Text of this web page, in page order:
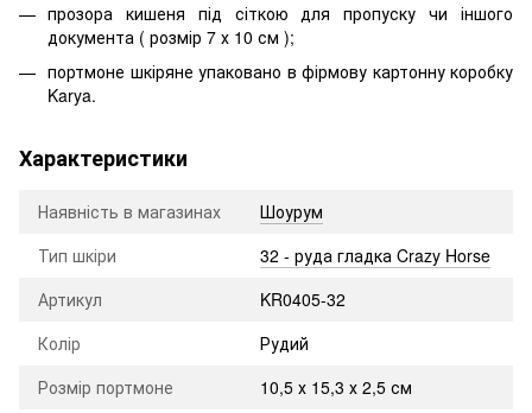
прозора кишеня під сіткою для пропуску чи іншого
документа ( розмір 7 х 10 см );
портмоне шкіряне упаковано в фірмову картонну коробку
Karya.
Характеристики
Наявність в магазинах
Шоурум
Тип шкіри
32 - руда гладка Crazy Horse
Артикул
KR0405-32
Колір
Рудий
Розмір портмоне
10,5 х 15,3 х 2,5 см